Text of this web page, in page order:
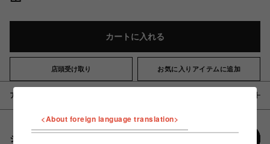
カートに入れる
店頭受け取り お気に入りアイテムに追加
アイテム説明 / 素材
シェアする
<About foreign language translation>